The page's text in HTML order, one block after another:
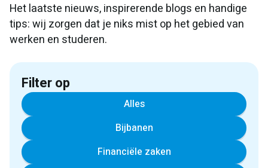
Het laatste nieuws, inspirerende blogs en handige
tips: wij zorgen dat je niks mist op het gebied van
werken en studeren.
Filter op
Alles
Bijbanen
Financiële zaken